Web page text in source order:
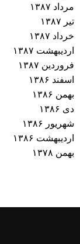
مرداد ۱۳۸۷
تیر ۱۳۸۷
خرداد ۱۳۸۷
اردیبهشت ۱۳۸۷
فروردین ۱۳۸۷
اسفند ۱۳۸۶
بهمن ۱۳۸۶
دی ۱۳۸۶
شهریور ۱۳۸۶
اردیبهشت ۱۳۸۶
بهمن ۱۳۷۸